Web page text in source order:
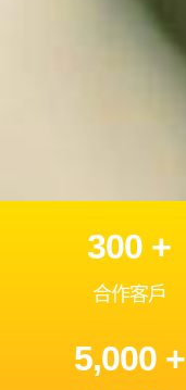
300 +
合作客戶
5,000 +